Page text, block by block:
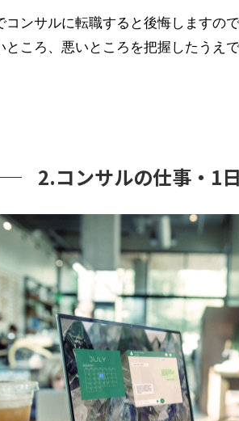
コンサルに転職すると後悔しますの
ところ、悪いところを把握したうえ
2.コンサルの仕事・1